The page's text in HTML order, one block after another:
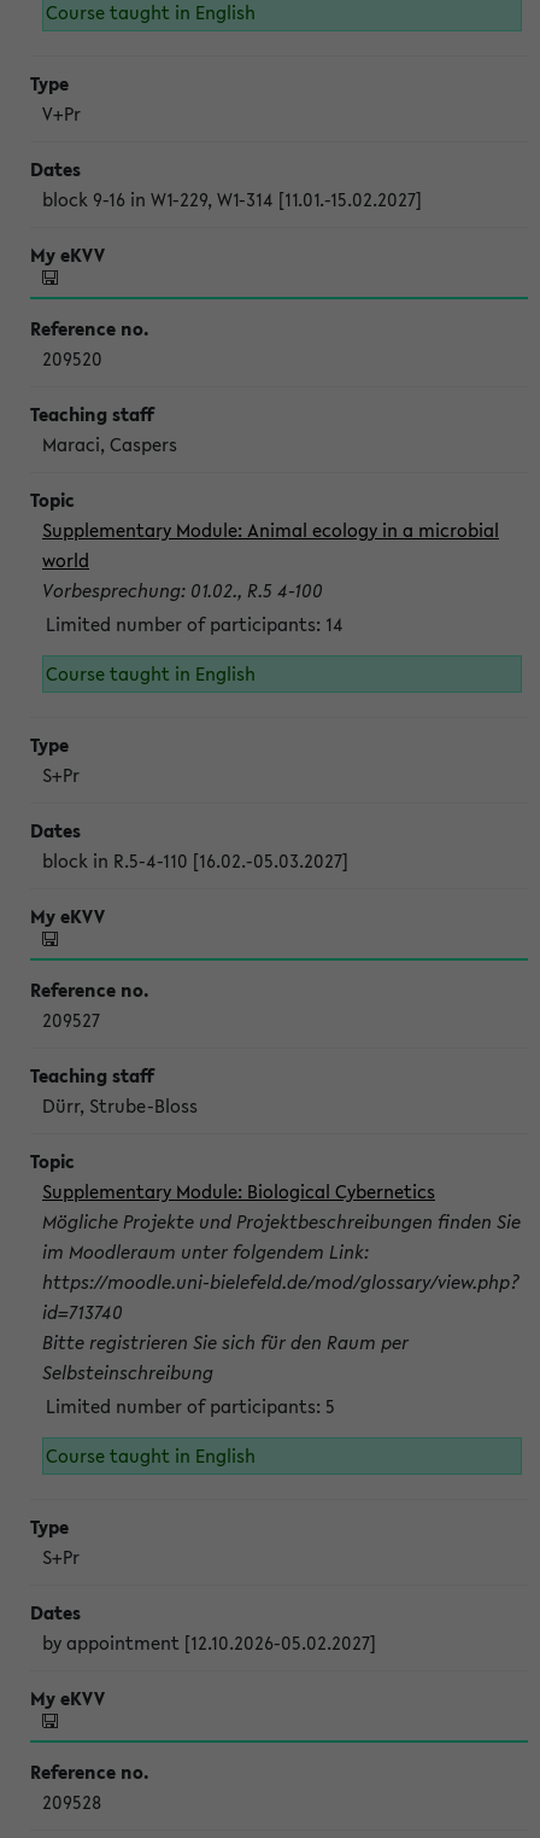
Course taught in English
V+Pr
block 9-16 in W1-229, W1-314 [11.01.-15.02.2027]
209520
Maraci, Caspers
Supplementary Module: Animal ecology in a microbial
world
Vorbesprechung: 01.02., R.5 4-100
Limited number of participants: 14
Course taught in English
S+Pr
block in R.5-4-110 [16.02.-05.03.2027]
209527
Dürr, Strube-Bloss
Supplementary Module: Biological Cybernetics
Mögliche Projekte und Projektbeschreibungen finden Sie
im Moodleraum unter folgendem Link:
https://moodle.uni-bielefeld.de/mod/glossary/view.php?
id=713740
Bitte registrieren Sie sich für den Raum per
Selbsteinschreibung
Limited number of participants: 5
Course taught in English
S+Pr
by appointment [12.10.2026-05.02.2027]
209528